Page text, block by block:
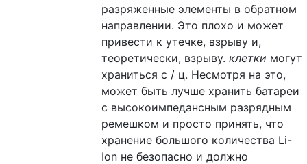
разряженные элементы в обратном
направлении. Это плохо и может
привести к утечке, взрыву и,
теоретически, взрыву. клетки могут
храниться с / ц. Несмотря на это,
может быть лучше хранить батареи
с высокоимпедансным разрядным
ремешком и просто принять, что
хранение большого количества Li-
Ion не безопасно и должно